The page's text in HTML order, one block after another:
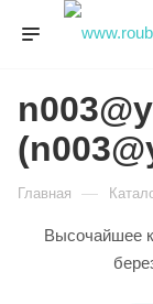
Главная —
Высочайшее